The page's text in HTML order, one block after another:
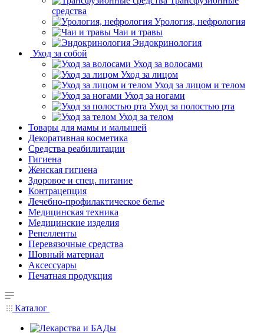
средства
Урология, нефрология
Чаи и травы
Эндокринология
Уход за собой
Уход за волосами
Уход за лицом
Уход за лицом и телом
Уход за ногами
Уход за полостью рта
Уход за телом
Товары для мамы и малышей
Декоративная косметика
Средства реабилитации
Гигиена
Женская гигиена
Здоровое и спец. питание
Контрацепция
Лечебно-профилактическое белье
Медицинская техника
Медицинские изделия
Репелленты
Перевязочные средства
Шовный материал
Аксессуары
Печатная продукция
Каталог